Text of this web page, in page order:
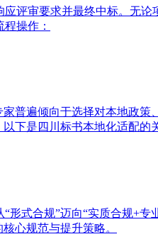
评审要求并最终中标。无
操作：
普遍倾向于选择对本地政策
下是四川标书本地化适配的
式合规”迈向“实质合规+
心规范与提升策略。